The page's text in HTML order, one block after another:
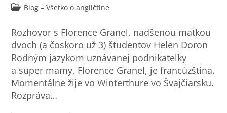
Blog – Všetko o angličtine
Rozhovor s Florence Granel, nadšenou matkou
dvoch (a čoskoro už 3) študentov Helen Doron
Rodným jazykom uznávanej podnikateľky
a super mamy, Florence Granel, je francúzština.
Momentálne žije vo Winterthure vo Švajčiarsku.
Rozpráva…